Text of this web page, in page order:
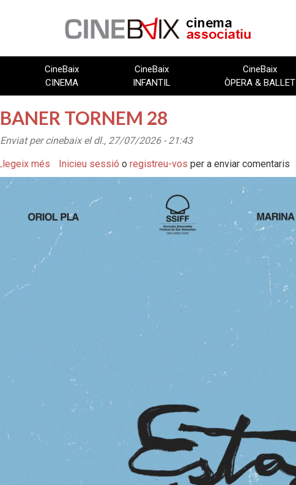
CineBaix
CINEMA
CineBaix
INFANTIL
CineBaix
ÒPERA & BALLET
BANER TORNEM 28
Enviat percinebaixel dl., 27/07/2026 - 21:43
més sobre
BANER
Inicieu sessió o registreu-vos per a enviar comentaris